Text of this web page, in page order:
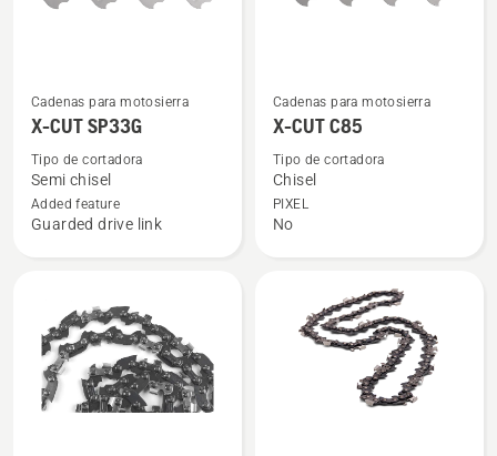
Ver
más
sobre
CUT
Cadenas para motosierra
X-CUT SP33G
Tipo de cortadora
Semi chisel
Added feature
Guarded drive link
Ver
más
sobre
CUT
Cadenas para motosierra
X-CUT C85
Tipo de cortadora
Chisel
PIXEL
No